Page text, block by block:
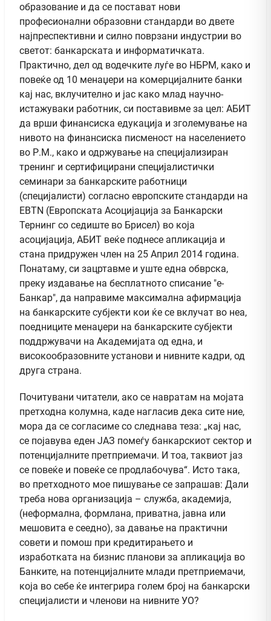
образование и да се постават нови
професионални образовни стандарди во двете
најпреспективни и силно поврзани индустрии во
светот: банкарската и информатичката.
Практично, дел од водечките луѓе во НБРМ, како и
повеќе од 10 менаџери на комерцијалните банки
кај нас, вклучително и јас како млад научно-
истажуваки работник, си поставивме за цел: АБИТ
да врши финансиска едукација и зголемување на
нивото на финансиска писменост на населението
во Р.М., како и одржување на специјализиран
тренинг и сертифицирани специјалистички
семинари за банкарските работници
(специјалисти) согласно европските стандарди на
EBTN (Европската Асоцијација за Банкарски
Тернинг со седиште во Брисел) во која
aсоцијација, АБИТ веќе поднесе апликација и
стана придружен член на 25 Април 2014 година.
Понатаму, си зацртавме и уште една обврска,
преку издавање на бесплатното списание "е-
Банкар", да направиме максимална афирмација
на банкарските субјекти кои ќе се вклучат во неа,
поедниците менаџери на банкарските субјекти
поддржувачи на Академијата од една, и
високообразовните установи и нивните кадри, од
друга страна.
Почитувани читатели, ако се навратам на мојата
претходна колумна, каде нагласив дека сите ние,
мора да се согласиме со следнава теза: „кај нас,
се појавува еден ЈАЗ помеѓу банкарскиот сектор и
потенцијалните претприемачи. И тоа, таквиот јаз
се повеќе и повеќе се продлабочува“. Исто така,
во претходното мое пишување се запрашав: Дали
треба нова организација – служба, академија,
(неформална, формлана, приватна, јавна или
мешовита е сеедно), за давање на практични
совети и помош при кредитирањето и
изработката на бизнис планови за апликација во
Банките, на потенцијалните млади претприемачи,
која во себе ќе интегрира голем број на банкарски
специјалисти и членови на нивните УО?